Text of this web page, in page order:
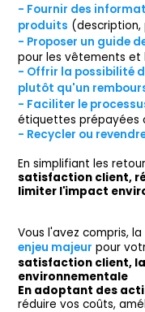
- Fournir des
produits (description,
- Proposer un guide
pour les vêtements et
- Offrir la possibilité
plutôt qu'un
- Faciliter le
étiquettes prépayées
- Recycler ou
En simplifiant les
satisfaction client,
limiter l'impact
Vous l'avez compris,
enjeu majeur pour
satisfaction client,
environnementale
En adoptant des
réduire vos coûts,